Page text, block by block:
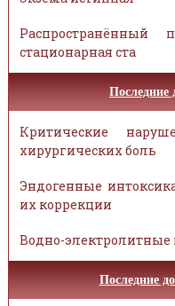
Распространённый
стационарная ста
Последние
Критические
хирургических боль
Эндогенные
их коррекции
Водно-
Последние